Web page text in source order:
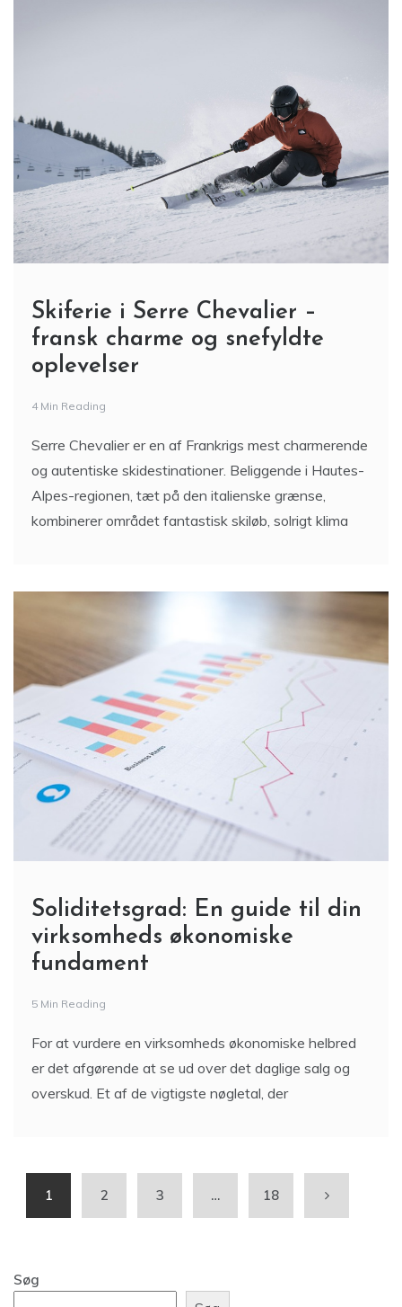
Skiferie i Serre Chevalier –
fransk charme og snefyldte
oplevelser
4 Min Reading
Serre Chevalier er en af Frankrigs mest charmerende
og autentiske skidestinationer. Beliggende i Hautes-
Alpes-regionen, tæt på den italienske grænse,
kombinerer området fantastisk skiløb, solrigt klima
Soliditetsgrad: En guide til din
virksomheds økonomiske
fundament
5 Min Reading
For at vurdere en virksomheds økonomiske helbred
er det afgørende at se ud over det daglige salg og
overskud. Et af de vigtigste nøgletal, der
1 2 3 … 18
Søg